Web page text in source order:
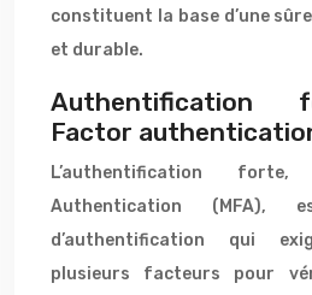
constituent la base d’une
et durable.
Authentification
Factor
L’authentification
Authentication (MFA),
d’authentification qui
plusieurs facteurs pour